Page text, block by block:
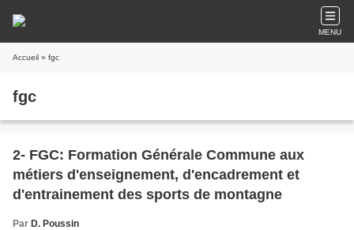
MENU
Accueil » fgc
fgc
2- FGC: Formation Générale Commune aux
métiers d'enseignement, d'encadrement et
d'entrainement des sports de montagne
Par D. Poussin